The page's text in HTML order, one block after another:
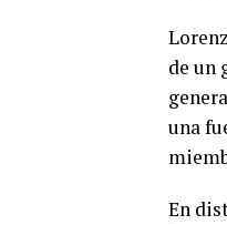
de un
una
En